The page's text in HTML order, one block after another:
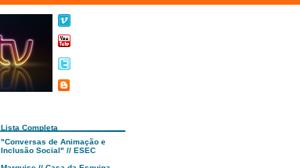
Lista Completa
"Conversas de Animação e
Inclusão Social" // ESEC